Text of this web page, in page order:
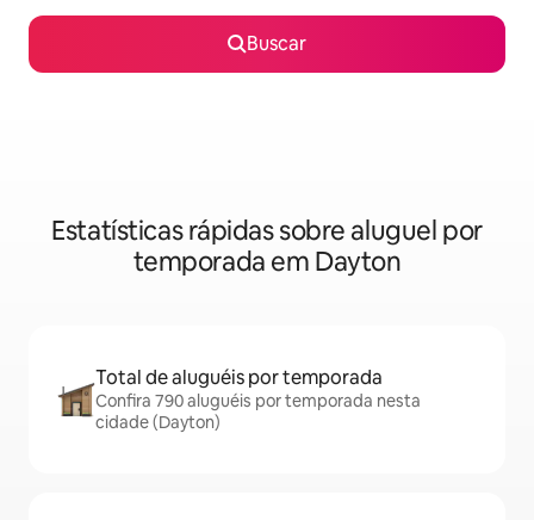
Buscar
Estatísticas rápidas sobre aluguel por
temporada em Dayton
Total de aluguéis por temporada
Confira 790 aluguéis por temporada nesta
cidade (Dayton)